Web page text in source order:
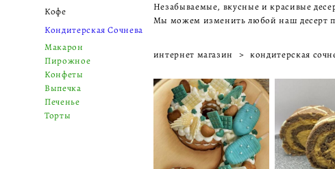
Кофе
Кондитерская Сочнева
Макарон
Пирожное
Конфеты
Выпечка
Печенье
Торты
Незабываемые, вкусные и красивые
Мы можем изменить любой наш десерт
интернет магазин > кондитерская